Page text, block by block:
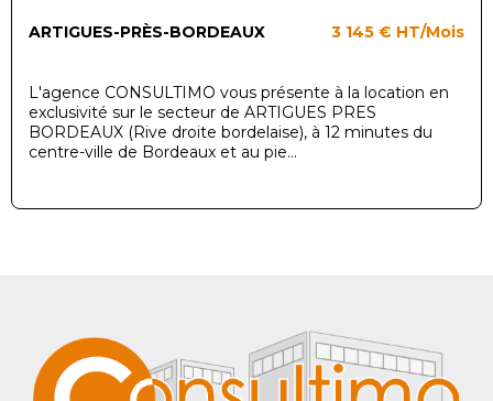
ARTIGUES-PRÈS-BORDEAUX 3 145 € HT/Mois
L'agence CONSULTIMO vous présente à la location en
exclusivité sur le secteur de ARTIGUES PRES
BORDEAUX (Rive droite bordelaise), à 12 minutes du
centre-ville de Bordeaux et au pie...